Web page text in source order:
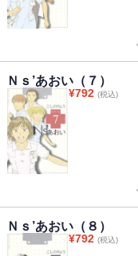
Ｎｓ’あおい（７）
¥792 (税込)
Ｎｓ’あおい（８）
¥792 (税込)